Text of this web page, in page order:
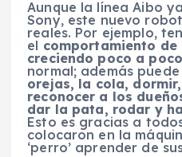
Aunque la línea Aibo
Sony, este nuevo
reales. Por ejemplo,
el comportamiento de
creciendo poco a poco
normal; además puede
orejas, la cola,
reconocer a los
dar la pata, rodar y
Esto es gracias a
colocaron en la
‘perro’ aprender de